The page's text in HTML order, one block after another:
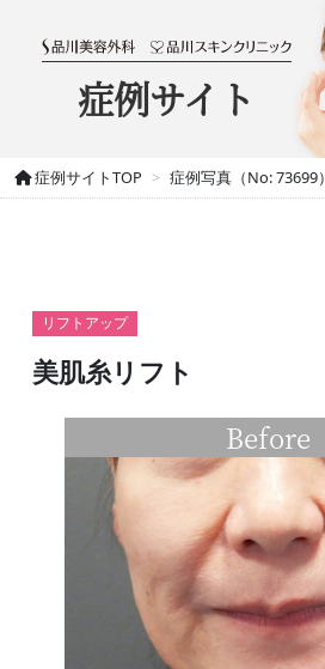
症例サイト
症例サイトTOP 症例写真（No: 73699）
リフトアップ
美肌糸リフト
Before